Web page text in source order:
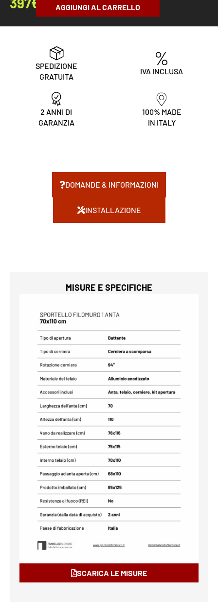
AGGIUNGI AL CARRELLO
SPEDIZIONE
GRATUITA
IVA INCLUSA
2 ANNI DI
GARANZIA
100% MADE
IN ITALY
DOMANDE & INFORMAZIONI
INSTALLAZIONE
MISURE E SPECIFICHE
SCARICA LE MISURE